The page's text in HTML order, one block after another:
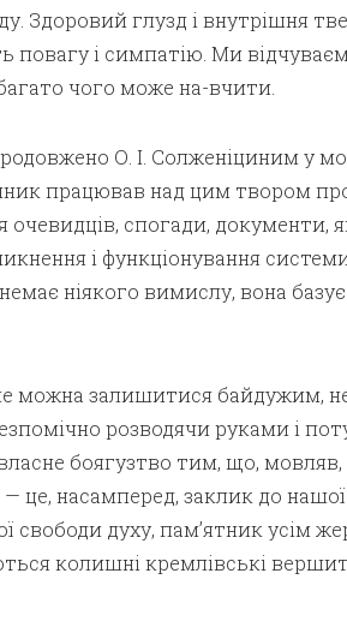
Здоровий глузд і внутрішня
і симпатію. Ми
чого може на-вчити.
О. І. Солженіциним у
працював над цим твором
спогади, документи,
і функціонування
ніякого вимислу, вона
можна залишитися байдужим,
розводячи руками і
боягузтво тим, що, мовляв,
це, насамперед, заклик до нашої
свободи духу, пам’ятник усім
колишні кремлівські